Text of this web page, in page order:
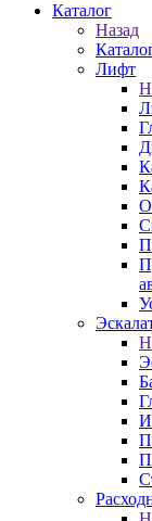
Каталог
Назад
Лифт